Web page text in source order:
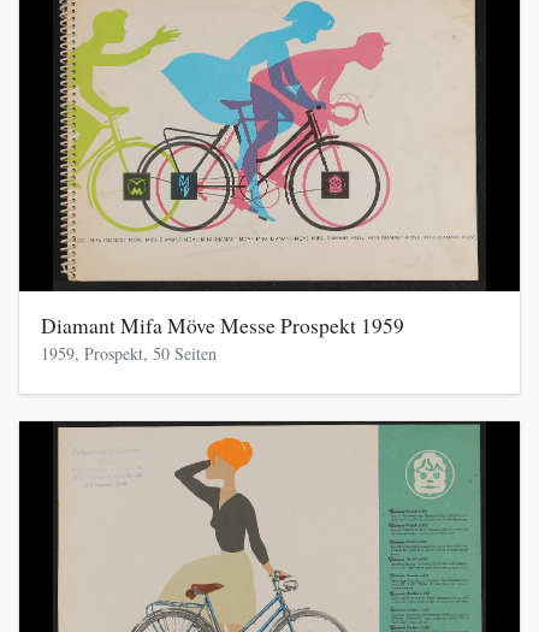
Diamant Mifa Möve Messe Prospekt 1959
1959, Prospekt, 50 Seiten